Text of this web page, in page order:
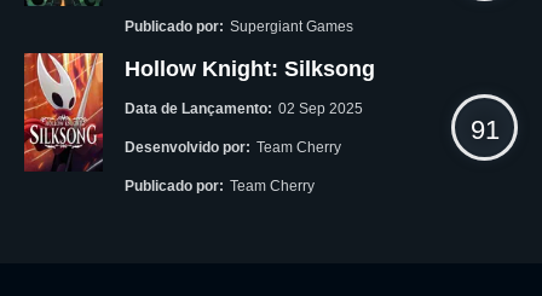
Publicado por: Supergiant Games
Hollow Knight: Silksong
Data de Lançamento: 02 Sep 2025
Desenvolvido por: Team Cherry
Publicado por: Team Cherry
91